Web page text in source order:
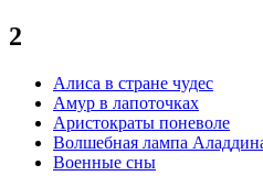
2
Алиса в стране чудес
Амур в лапоточках
Аристократы поневоле
Волшебная лампа
Военные сны